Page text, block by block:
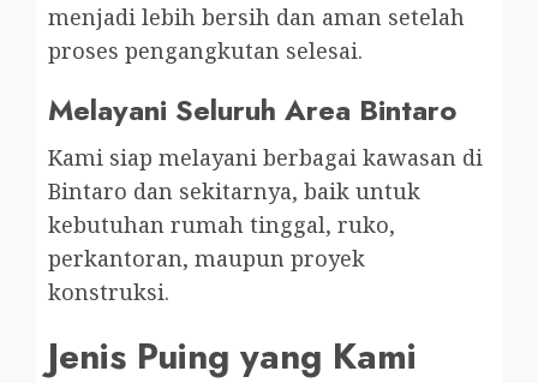
menjadi lebih bersih dan aman setelah
proses pengangkutan selesai.
Melayani Seluruh Area Bintaro
Kami siap melayani berbagai kawasan di
Bintaro dan sekitarnya, baik untuk
kebutuhan rumah tinggal, ruko,
perkantoran, maupun proyek
konstruksi.
Jenis Puing yang Kami